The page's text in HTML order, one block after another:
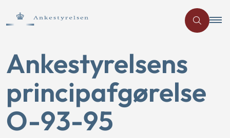
Ankestyrelsens
principafgørelse
O-93-95